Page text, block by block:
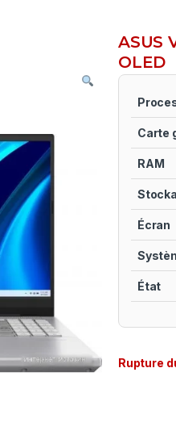
ASUS
OLED
Carte
RAM
Écran
État
Rupture